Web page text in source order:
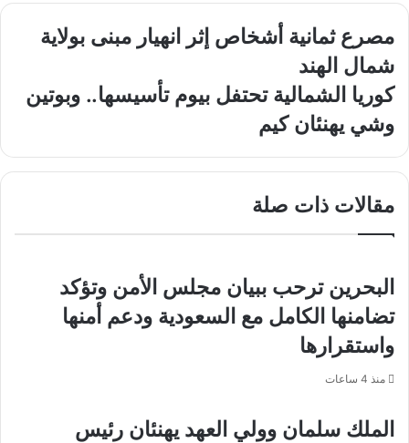
ثمانية
أشخاص
إثر
انهيار
مبنى
مصرع ثمانية أشخاص إثر انهيار مبنى بولاية
شمال الهند
كوريا
الشمالية
تحتفل
وشي
كيم
كوريا الشمالية تحتفل بيوم تأسيسها.. وبوتين
وشي يهنئان كيم
مقالات ذات صلة
البحرين ترحب ببيان مجلس الأمن وتؤكد
تضامنها الكامل مع السعودية ودعم أمنها
واستقرارها
منذ 4 ساعات
الملك سلمان وولي العهد يهنئان رئيس